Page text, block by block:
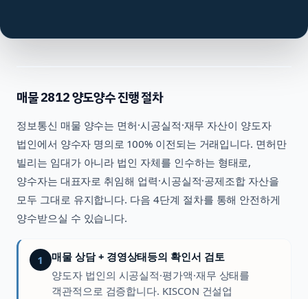
매물2812양도양수 진행 절차
정보통신 매물 양수는 면허·시공실적·재무 자산이 양도자
법인에서 양수자 명의로 100% 이전되는 거래입니다. 면허만
빌리는 임대가 아니라 법인 자체를 인수하는 형태로,
양수자는 대표자로 취임해 업력·시공실적·공제조합 자산을
모두 그대로 유지합니다. 다음 4단계 절차를 통해 안전하게
양수받으실 수 있습니다.
1
매물 상담 + 경영상태등의 확인서 검토
양도자 법인의 시공실적·평가액·재무 상태를
객관적으로 검증합니다. KISCON 건설업